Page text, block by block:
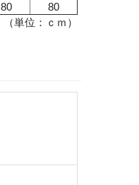
80
80
（単位：ｃｍ）